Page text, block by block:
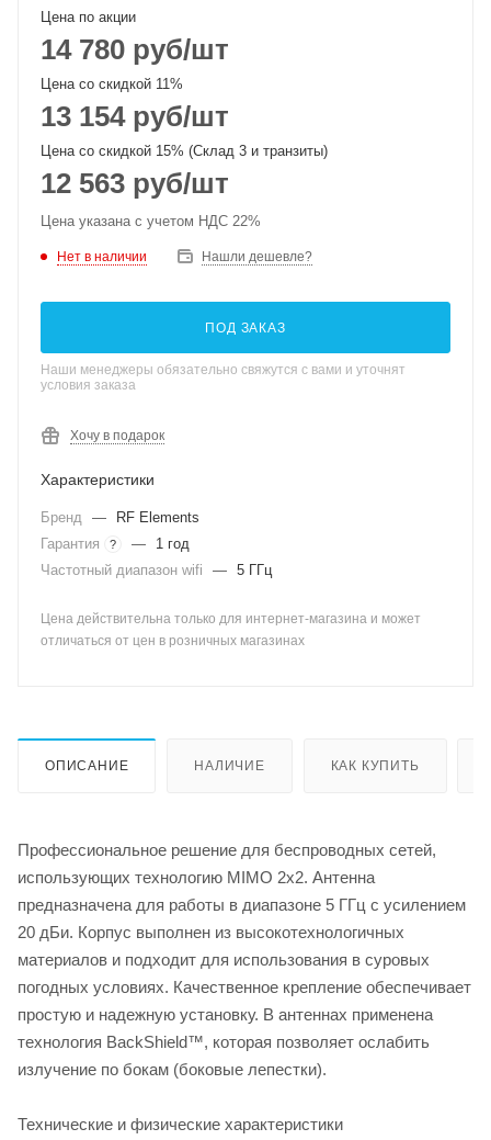
Цена по акции
14 780 руб/шт
Цена со скидкой 11%
13 154руб/шт
Цена со скидкой 15% (Склад 3 и транзиты)
12 563 руб/шт
Цена указана с учетом НДС 22%
Нет в наличии Нашли дешевле?
ПОД ЗАКАЗ
Наши менеджеры обязательно свяжутся с вами и уточнят
условия заказа
Хочу в подарок
Характеристики
Бренд —
RF Elements
Гарантия
? —
1 год
Частотный диапазон wifi
— 5 ГГц
Цена действительна только для интернет-магазина и может
отличаться от цен в розничных магазинах
ОПИСАНИЕ НАЛИЧИЕ КАК КУПИТЬ
Профессиональное решение для беспроводных сетей,
использующих технологию MIMO 2x2. Антенна
предназначена для работы в диапазоне 5 ГГц с усилением
20 дБи. Корпус выполнен из высокотехнологичных
материалов и подходит для использования в суровых
погодных условиях. Качественное крепление обеспечивает
простую и надежную установку. В антеннах применена
технология BackShield™, которая позволяет ослабить
излучение по бокам (боковые лепестки).
Технические и физические характеристики